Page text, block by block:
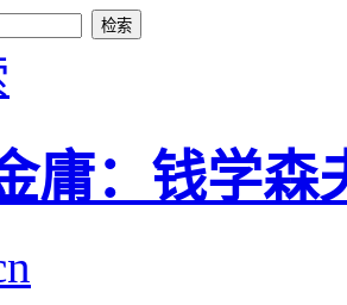
庸：钱学森